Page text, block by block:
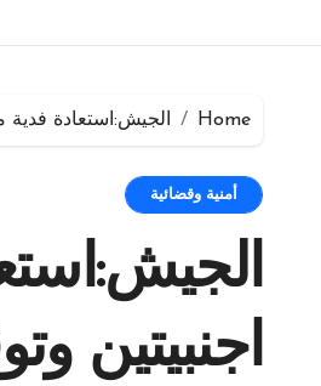
Home الجيش:استعادة
أمنية وقضائية
اجنبيتين